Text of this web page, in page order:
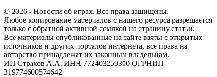
© 2026 - Новости об играх. Все права защищены.
Любое копирование материалов с нашего ресурса разрешается
только с обратной активной ссылкой на страницу статьи.
Все материалы опубликованные на сайте взяты с открытых
источников и других порталов интернета, все права на
авторство принадлежат их законным владельцам.
ИП Страхов А.А. ИНН 772403259300 ОГРНИП
319774600574642